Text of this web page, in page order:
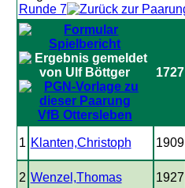
Runde 7
VfB Ottersleben
1727
1 Klanten,Christoph 1909
2 Wenzel,Thomas 1927